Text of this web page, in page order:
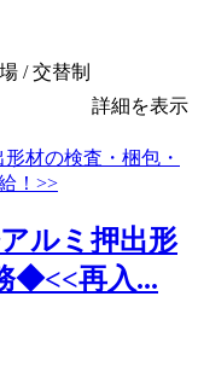
/ 交替制
詳細を表示
ルミ押出形
◆<<再入...